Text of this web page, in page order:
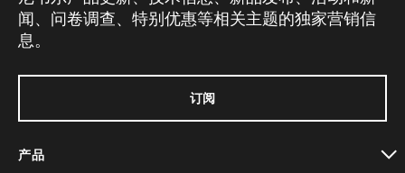
闻、问卷调查、特别优惠等相关主题的独家营销信
息。
订阅
产品